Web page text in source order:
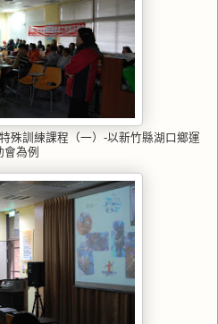
殊訓練課程（一）-以新竹縣湖口鄉運
會為例